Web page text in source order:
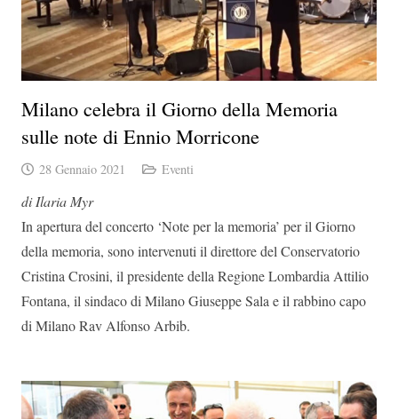
Milano celebra il Giorno della Memoria
sulle note di Ennio Morricone
28 Gennaio 2021 Eventi
di Ilaria Myr
In apertura del concerto ‘Note per la memoria’ per il Giorno
della memoria, sono intervenuti il direttore del Conservatorio
Cristina Crosini, il presidente della Regione Lombardia Attilio
Fontana, il sindaco di Milano Giuseppe Sala e il rabbino capo
di Milano Rav Alfonso Arbib.